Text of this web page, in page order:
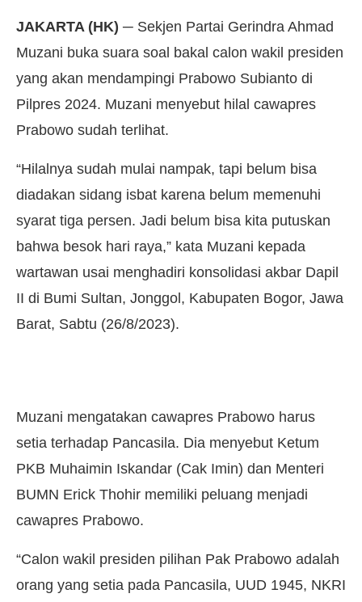
JAKARTA (HK) ─ Sekjen Partai Gerindra Ahmad
Muzani buka suara soal bakal calon wakil presiden
yang akan mendampingi Prabowo Subianto di
Pilpres 2024. Muzani menyebut hilal cawapres
Prabowo sudah terlihat.
“Hilalnya sudah mulai nampak, tapi belum bisa
diadakan sidang isbat karena belum memenuhi
syarat tiga persen. Jadi belum bisa kita putuskan
bahwa besok hari raya,” kata Muzani kepada
wartawan usai menghadiri konsolidasi akbar Dapil
II di Bumi Sultan, Jonggol, Kabupaten Bogor, Jawa
Barat, Sabtu (26/8/2023).
Muzani mengatakan cawapres Prabowo harus
setia terhadap Pancasila. Dia menyebut Ketum
PKB Muhaimin Iskandar (Cak Imin) dan Menteri
BUMN Erick Thohir memiliki peluang menjadi
cawapres Prabowo.
“Calon wakil presiden pilihan Pak Prabowo adalah
orang yang setia pada Pancasila, UUD 1945, NKRI